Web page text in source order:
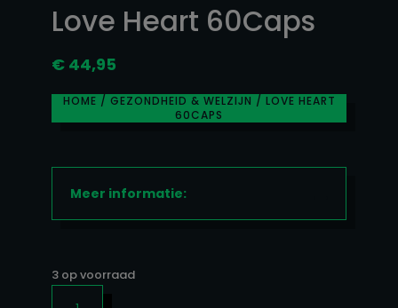
Love Heart 60Caps
€ 44,95
HOME / GEZONDHEID & WELZIJN / LOVE HEART
60CAPS
Meer informatie:
3 op voorraad